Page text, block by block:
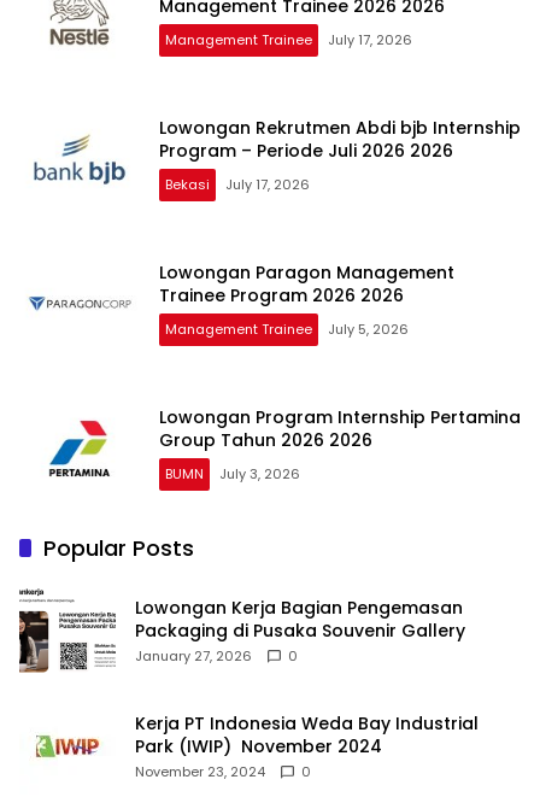
Management Trainee 2026 2026
Management Trainee July 17, 2026
Lowongan Rekrutmen Abdi bjb Internship
Program – Periode Juli 2026 2026
Bekasi July 17, 2026
Lowongan Paragon Management
Trainee Program 2026 2026
Management Trainee July 5, 2026
Lowongan Program Internship Pertamina
Group Tahun 2026 2026
BUMN July 3, 2026
Popular Posts
Lowongan Kerja Bagian Pengemasan
Packaging di Pusaka Souvenir Gallery
January 27, 2026 0
Kerja PT Indonesia Weda Bay Industrial
Park (IWIP) November 2024
November 23, 2024 0